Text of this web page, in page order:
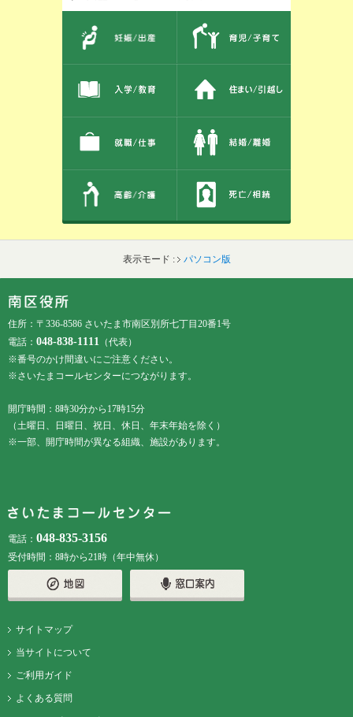
表示モード : パソコン版
住所：〒336-8586 さいたま市南区別所七丁目20番1号
電話： 048-838-1111 （代表）
※番号のかけ間違いにご注意ください。
※さいたまコールセンターにつながります。
開庁時間：8時30分から17時15分
（土曜日、日曜日、祝日、休日、年末年始を除く）
※一部、開庁時間が異なる組織、施設があります。
電話： 048-835-3156
受付時間：8時から21時（年中無休）
サイトマップ
当サイトについて
ご利用ガイド
よくある質問